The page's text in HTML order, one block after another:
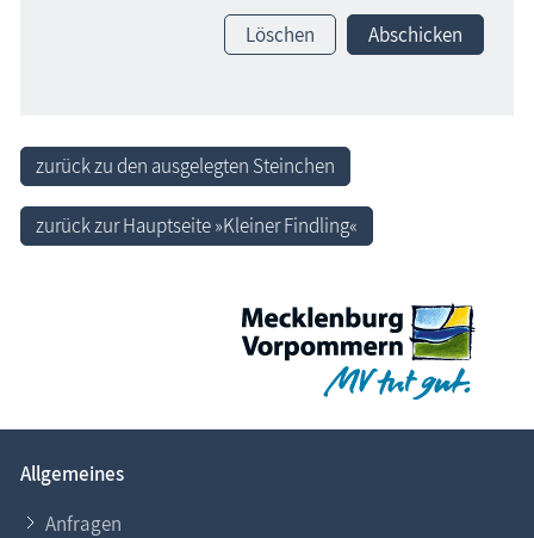
Löschen
Abschicken
zurück zu den ausgelegten Steinchen
zurück zur Hauptseite »Kleiner Findling«
Allgemeines
Anfragen